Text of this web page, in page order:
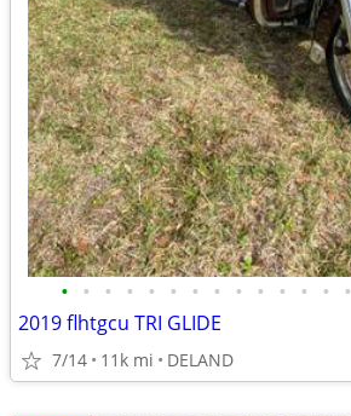
• • • • • • • • • • • • • •
2019 flhtgcu TRI GLIDE
7/14 11k mi DELAND